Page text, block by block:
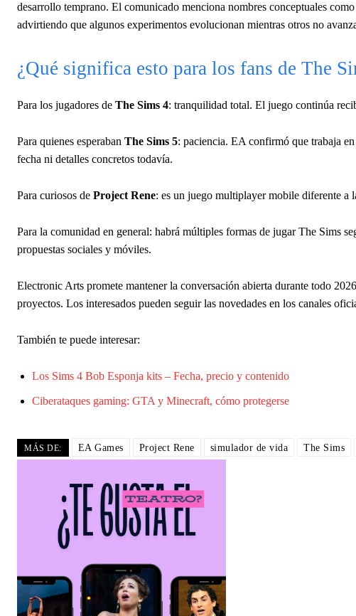
desarrollo temprano. El comunicado menciona nombres conceptuales como
advirtiendo que algunos experimentos evolucionan mientras otros no
¿Qué significa esto para los fans de The
Para los jugadores de The Sims 4: tranquilidad total. El juego continúa
Para quienes esperaban The Sims 5: paciencia. EA confirmó que trabaja
fecha ni detalles concretos todavía.
Para curiosos de Project Rene: es un juego multiplayer mobile diferente a
Para la comunidad en general: habrá múltiples formas de jugar The Sims
propuestas sociales y móviles.
Electronic Arts promete mantener la conversación abierta durante todo
proyectos. Los interesados pueden seguir las novedades en los canales
También te puede interesar:
Los Sims 4 Bob Esponja kits – Fecha, precio y contenido
Ciberataques gaming: GTA y Minecraft, cómo protegerse
MÁS DE: EA Games Project Rene simulador de vida The Sims